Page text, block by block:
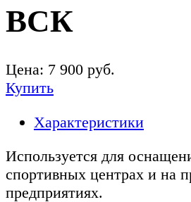
ВСК
Цена: 7 900 руб.
Купить
Характеристики
Используется для
спортивных центрах и на
предприятиях.